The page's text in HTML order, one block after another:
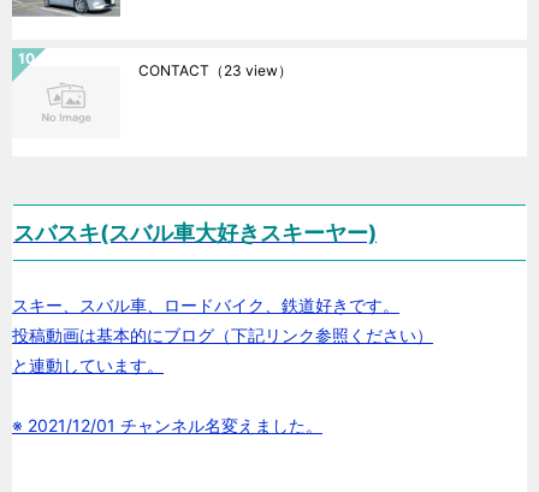
CONTACT （23 view）
スバスキ(スバル車大好きスキーヤー)
スキー、スバル車、ロードバイク、鉄道好きです。
投稿動画は基本的にブログ（下記リンク参照ください）
と連動しています。
※ 2021/12/01 チャンネル名変えました。